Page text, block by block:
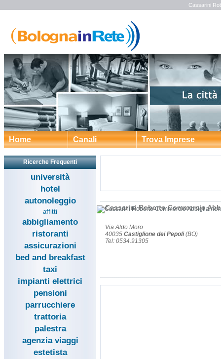
Cassarini
Home Canali Trova Imprese
Ricerche Frequenti
università
hotel
autonoleggio
affitti
abbigliamento
ristoranti
assicurazioni
bed and breakfast
taxi
impianti elettrici
pensioni
parrucchiere
trattoria
palestra
agenzia viaggi
estetista
Cassarini Roberto Commercio
Via Aldo Moro
40035 Castiglione dei Pepoli(BO)
Tel: 0534.91305